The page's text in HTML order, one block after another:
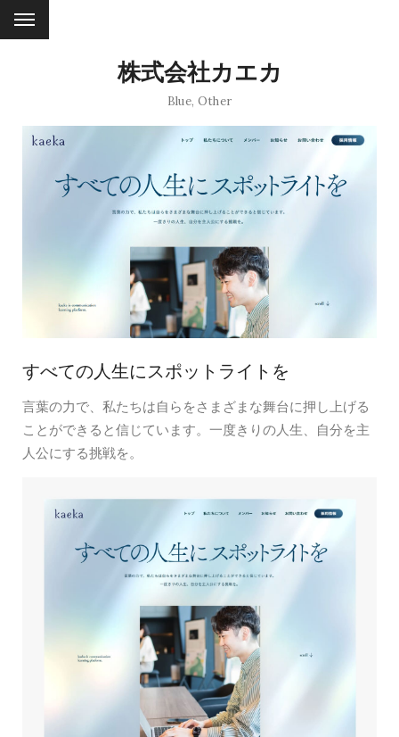
株式会社カエカ
Blue, Other
すべての人生にスポットライトを
言葉の力で、私たちは自らをさまざまな舞台に押し上げる
ことができると信じています。一度きりの人生、自分を主
人公にする挑戦を。